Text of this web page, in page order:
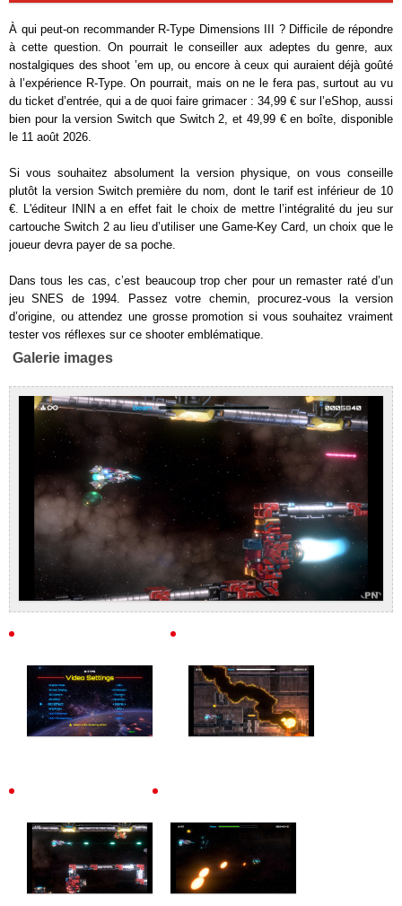
À qui peut-on recommander R-Type Dimensions III ? Difficile de répondre
à cette question. On pourrait le conseiller aux adeptes du genre, aux
nostalgiques des shoot ’em up, ou encore à ceux qui auraient déjà goûté
à l’expérience R-Type. On pourrait, mais on ne le fera pas, surtout au vu
du ticket d’entrée, qui a de quoi faire grimacer : 34,99 € sur l’eShop, aussi
bien pour la version Switch que Switch 2, et 49,99 € en boîte, disponible
le 11 août 2026.
Si vous souhaitez absolument la version physique, on vous conseille
plutôt la version Switch première du nom, dont le tarif est inférieur de 10
€. L'éditeur ININ a en effet fait le choix de mettre l’intégralité du jeu sur
cartouche Switch 2 au lieu d’utiliser une Game-Key Card, un choix que le
joueur devra payer de sa poche.
Dans tous les cas, c’est beaucoup trop cher pour un remaster raté d’un
jeu SNES de 1994. Passez votre chemin, procurez-vous la version
d’origine, ou attendez une grosse promotion si vous souhaitez vraiment
tester vos réflexes sur ce shooter emblématique.
Galerie images